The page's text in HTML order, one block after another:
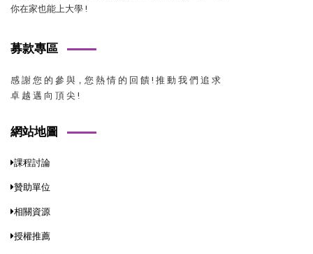
你在家也能上大學 !
募款專區
感 謝 您 的 參 與，您 熱 情 的 回 饋 ! 推 動 我 們 追 求
卓 越 邁 向 頂 尖 !
網站地圖
課程討論
贊助單位
相關資源
授權推薦